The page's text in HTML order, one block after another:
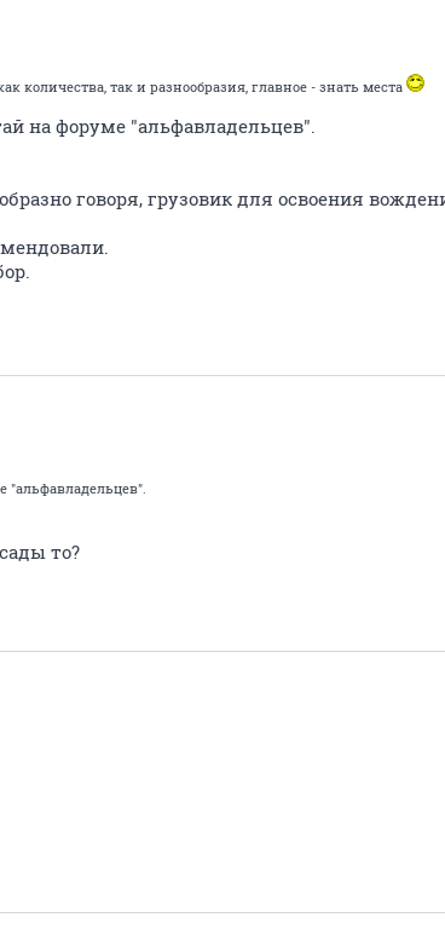
количества, так и разнообразия, главное - знать места
на форуме "альфавладельцев".
говоря, грузовик для освоения
"альфавладельцев".
то?